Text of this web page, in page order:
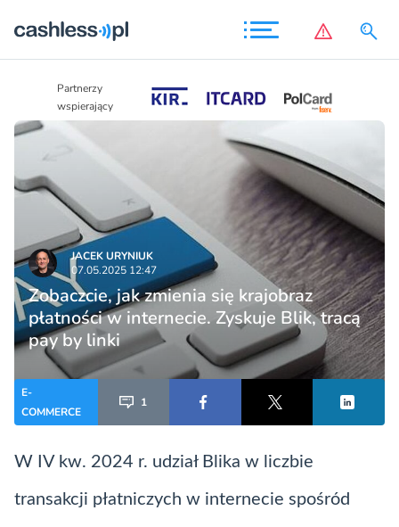
Partnerzy
wspierający
JACEK URYNIUK
07.05.2025 12:47
Zobaczcie, jak zmienia się krajobraz
płatności w internecie. Zyskuje Blik, tracą
pay by linki
E-
COMMERCE
1
W IV kw. 2024 r. udział Blika w liczbie
transakcji płatniczych w internecie spośród